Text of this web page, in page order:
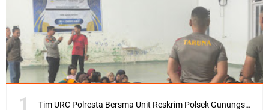
Tim URC Polresta Bersma Unit Reskrim Polsek Gunungsari Tangkap Pelaku Curanmor